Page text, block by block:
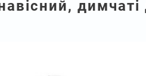
димчаті